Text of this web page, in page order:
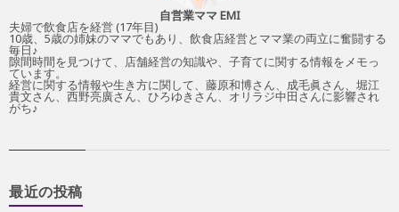
自営業ママ EMI
夫婦で飲食店を経営 (17年目)
10歳、5歳の姉妹のママでもあり、飲食店経営とママ業の両立に奮闘する
毎日♪
隙間時間を見つけて、店舗経営の知識や、子育てに関する情報をメモっ
ています。
経営に関する情報や生き方に関して、藤原和博さん、成毛眞さん、堀江
貴文さん、西野亮廣さん、ひろゆきさん、オリラジ中田さんに影響され
がち♪
最近の投稿